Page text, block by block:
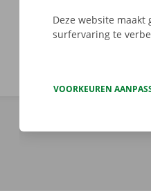
Deze website
surfervaring te
VOORKEUREN